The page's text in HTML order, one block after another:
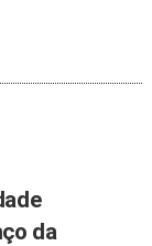
da